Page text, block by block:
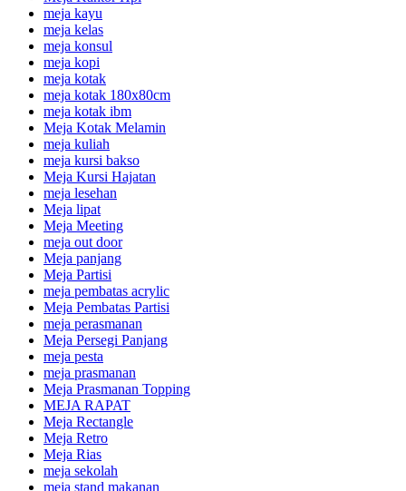
meja kayu
meja kelas
meja konsul
meja kopi
meja kotak
meja kotak 180x80cm
meja kotak ibm
Meja Kotak Melamin
meja kuliah
meja kursi bakso
Meja Kursi Hajatan
meja lesehan
Meja lipat
Meja Meeting
meja out door
Meja panjang
Meja Partisi
meja pembatas acrylic
Meja Pembatas Partisi
meja perasmanan
Meja Persegi Panjang
meja pesta
meja prasmanan
Meja Prasmanan Topping
MEJA RAPAT
Meja Rectangle
Meja Retro
Meja Rias
meja sekolah
meja stand makanan